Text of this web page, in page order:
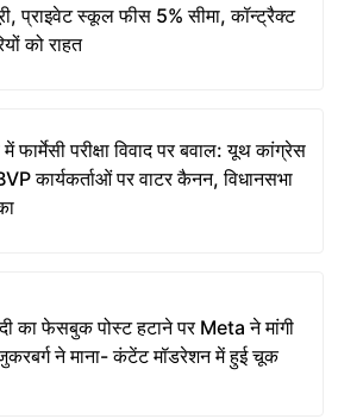
प्राइवेट स्कूल फीस 5% सीमा, कॉन्ट्रैक्ट
को राहत
फार्मेसी परीक्षा विवाद पर बवाल: यूथ कांग्रेस
कार्यकर्ताओं पर वाटर कैनन, विधानसभा
का फेसबुक पोस्ट हटाने पर Meta ने मांगी
ने माना- कंटेंट मॉडरेशन में हुई चूक